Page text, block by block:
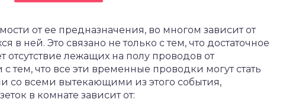
от ее предназначения, во многом зависит от
в ней. Это связано не только с тем, что достаточное
отсутствие лежащих на полу проводов от
тем, что все эти временные проводки могут стать
со всеми вытекающими из этого события,
в комнате зависит от: